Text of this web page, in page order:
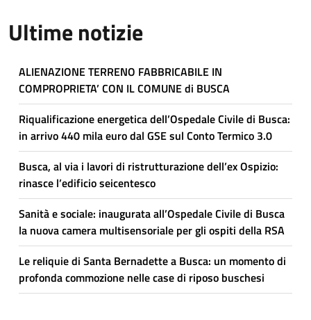
Ultime notizie
ALIENAZIONE TERRENO FABBRICABILE IN
COMPROPRIETA’ CON IL COMUNE di BUSCA
Riqualificazione energetica dell’Ospedale Civile di Busca:
in arrivo 440 mila euro dal GSE sul Conto Termico 3.0
Busca, al via i lavori di ristrutturazione dell’ex Ospizio:
rinasce l’edificio seicentesco
Sanità e sociale: inaugurata all’Ospedale Civile di Busca
la nuova camera multisensoriale per gli ospiti della RSA
Le reliquie di Santa Bernadette a Busca: un momento di
profonda commozione nelle case di riposo buschesi